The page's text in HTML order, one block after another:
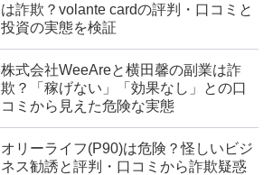
は詐欺？volante cardの評判・口コミと
投資の実態を検証
株式会社WeeAreと横田馨の副業は詐
欺？「稼げない」「効果なし」との口
コミから見えた危険な実態
オリーライフ(P90)は危険？怪しいビジ
ネス勧誘と評判・口コミから詐欺疑惑